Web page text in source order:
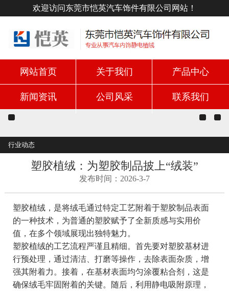
欢迎访问东莞市恺英汽车饰件有限公司网站！
网站首页 关于我们 产品中心
新闻资讯 公司风采 联系我们
行业动态
塑胶植绒：为塑胶制品披上“绒装”
发布时间：2026-3-7
塑胶植绒，是将绒毛通过特定工艺附着于塑胶制品表面
的一种技术，为普通的塑胶赋予了全新质感与实用价
值，在多个领域展现出独特魅力。
塑胶植绒的工艺流程严谨且精细。首先要对塑胶基材进
行预处理，通过清洁、打磨等操作，去除表面杂质，增
强其附着力。接着，在基材表面均匀涂覆粘合剂，这是
确保绒毛牢固附着的关键。随后，利用静电吸附原理，